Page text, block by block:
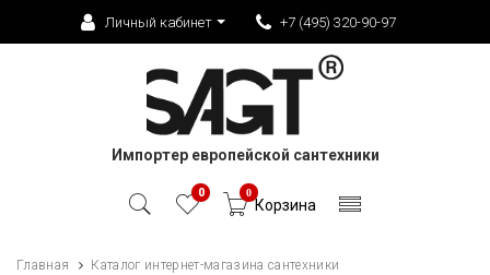
Личный кабинет +7 (495) 320-90-97
Импортер европейской сантехники
0 0
Корзина
Главная
Каталог интернет-магазина сантехники